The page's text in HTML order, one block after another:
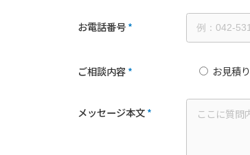
お電話番号
ご相談内容 お見積り
メッセージ本文